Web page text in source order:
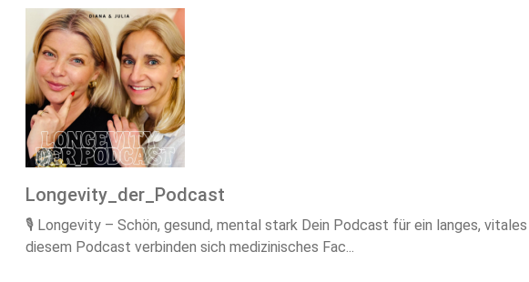
Longevity_der_Podcast
🎙️ Longevity – Schön, gesund, mental stark Dein Podcast für ein langes,
diesem Podcast verbinden sich medizinisches Fac...